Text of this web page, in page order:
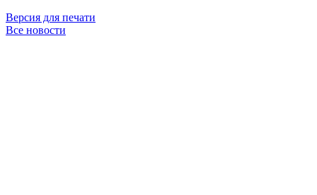
Версия для печати
Все новости